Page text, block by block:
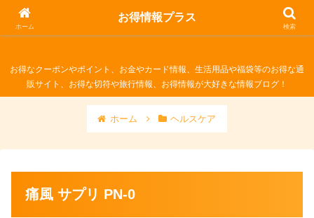
お得情報プラス
お得なクーポンやポイント、お金やカード情報、生活用品や福袋等のお得な通
販サイト、お得な切符や旅行情報、お得情報が大好きな情報ブログ！
ホーム ヘルスケア
痛風 サプリ PN-0
ホーム
お得情報プラス
検索